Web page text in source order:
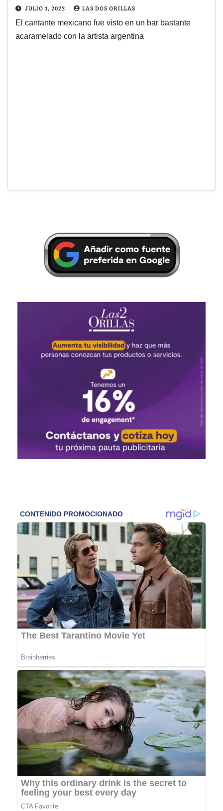
JULIO 1, 2023 LAS DOS ORILLAS
El cantante mexicano fue visto en un bar bastante
acaramelado con la artista argentina